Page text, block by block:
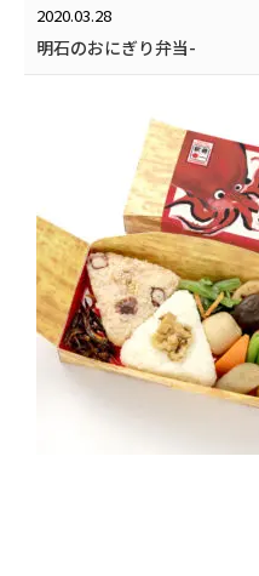
2020.03.28
明石のおにぎり弁当-